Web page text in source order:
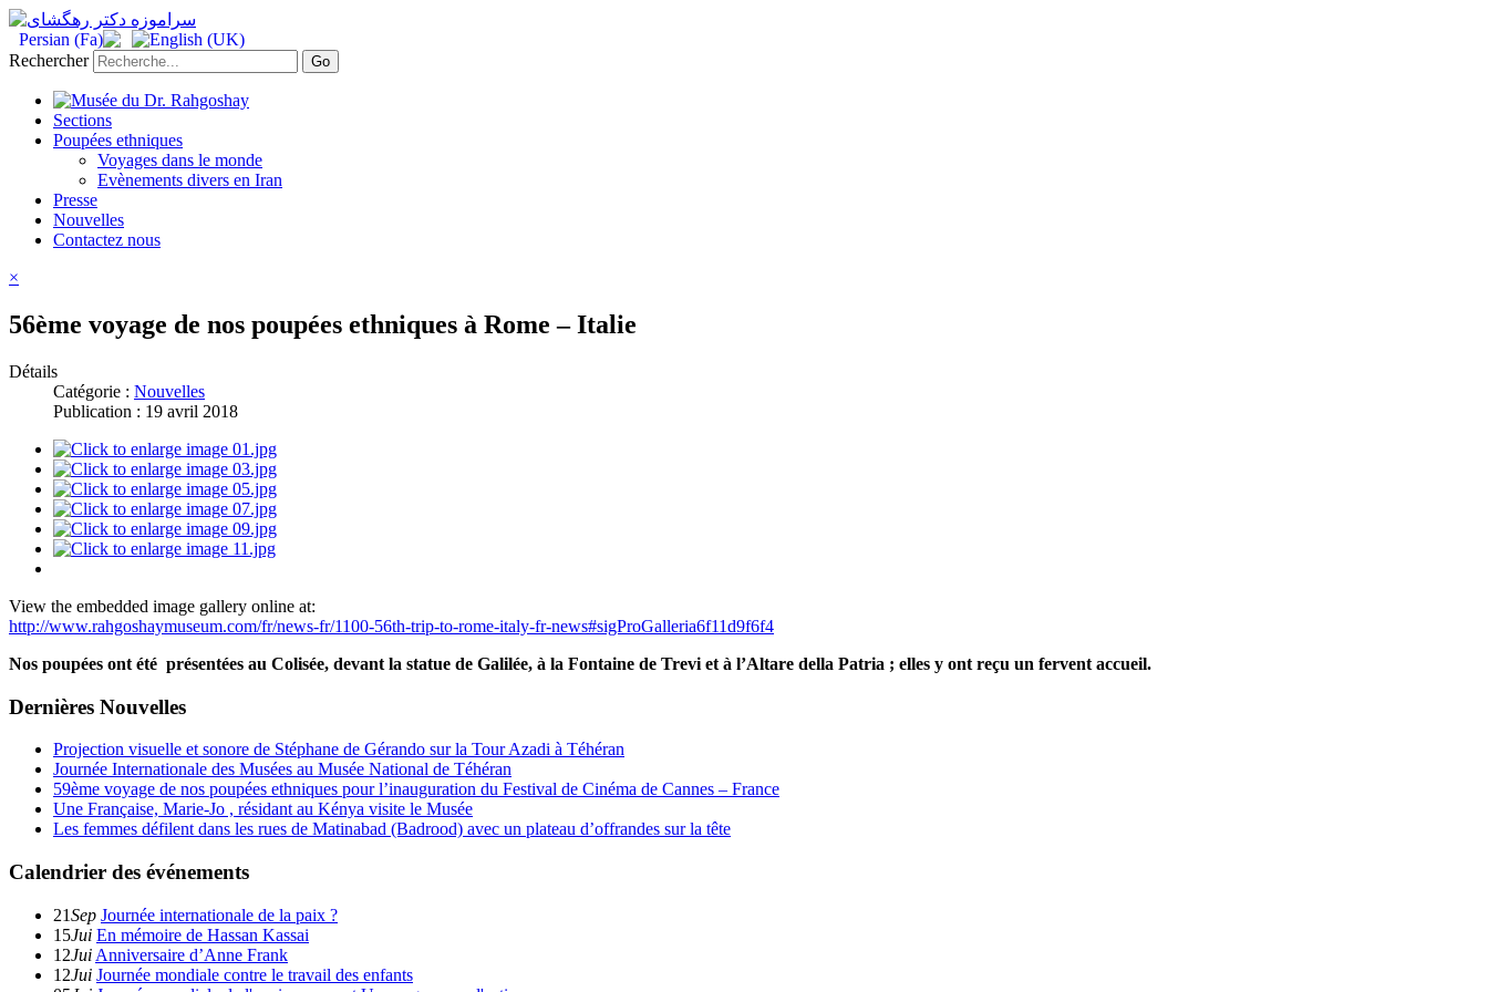
Rechercher Go
Sections
Poupées ethniques
Voyages dans le monde
Evènements divers en Iran
Presse
Nouvelles
Contactez nous
×
56ème voyage de nos poupées ethniques à Rome – Italie
Détails
Catégorie : Nouvelles
Publication : 19 avril 2018
View the embedded image gallery online at:
http://www.rahgoshaymuseum.com/fr/news-fr/1100-56th-trip-to-rome-italy-fr-news#sigProGalleria6f11d9f6f4
Nos poupées ont été présentées au Colisée, devant la statue de Galilée, à la Fontaine de Trevi et à l’Altare della Patria ; elles y ont reçu un fervent accueil.
Dernières Nouvelles
Projection visuelle et sonore de Stéphane de Gérando sur la Tour Azadi à Téhéran
Journée Internationale des Musées au Musée National de Téhéran
59ème voyage de nos poupées ethniques pour l’inauguration du Festival de Cinéma de Cannes – France
Une Française, Marie-Jo , résidant au Kénya visite le Musée
Les femmes défilent dans les rues de Matinabad (Badrood) avec un plateau d’offrandes sur la tête
Calendrier des événements
21Sep Journée internationale de la paix ?
15Jui En mémoire de Hassan Kassai
12Jui Anniversaire d’Anne Frank
12Jui Journée mondiale contre le travail des enfants